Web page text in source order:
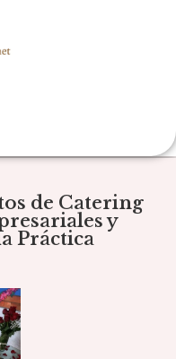
de Catering
y
Práctica